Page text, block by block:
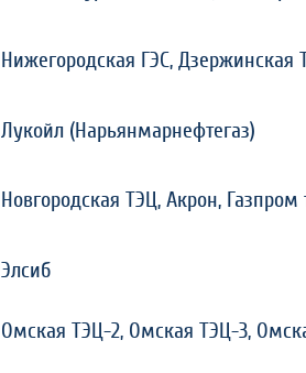
Нижегородская ГЭС, Дзержинская
Лукойл (Нарьянмарнефтегаз)
Новгородская ТЭЦ, Акрон, Газпром
Элсиб
Омская ТЭЦ-2, Омская ТЭЦ-3,